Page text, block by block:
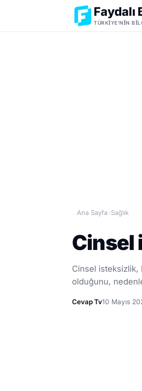
Faydalı
TÜRKIYE'NIN
Ana Sayfa ›Sağlık
Cinsel
Cinsel
olduğunu,
Cevap Tv10 Mayıs